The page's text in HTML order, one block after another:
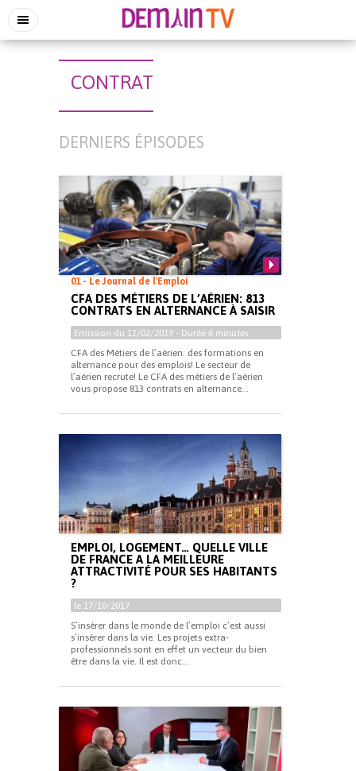
CONTRAT
DERNIERS ÉPISODES
01 - Le Journal de l'Emploi
CFA DES MÉTIERS DE L’AÉRIEN: 813
CONTRATS EN ALTERNANCE À SAISIR
Emission du 11/02/2019 - Durée 6 minutes
CFA des Métiers de l’aérien: des formations en
alternance pour des emplois! Le secteur de
l’aérien recrute! Le CFA des métiers de l’aérien
vous propose 813 contrats en alternance...
EMPLOI, LOGEMENT… QUELLE VILLE
DE FRANCE A LA MEILLEURE
ATTRACTIVITÉ POUR SES HABITANTS
?
le 17/10/2017
S’insérer dans le monde de l’emploi c’est aussi
s’insérer dans la vie. Les projets extra-
professionnels sont en effet un vecteur du bien
être dans la vie. Il est donc...